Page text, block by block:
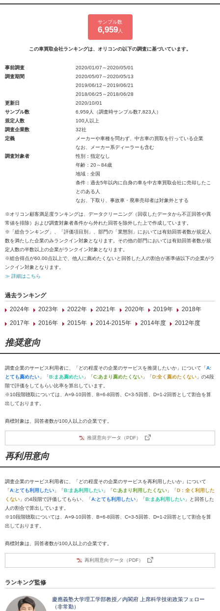
サンプル数
6,959人
この車買取会社ランキングは、オリコンの以下の調査に基づいています。
事前調査
2020/01/07～2020/05/01
調査期間
2020/05/07～2020/05/13
2019/06/12～2019/06/21
2018/06/25～2018/06/28
更新日
2020/10/01
サンプル数
6,959人（調査時サンプル数7,823人）
規定人数
100人以上
調査企業数
32社
定義
メーカーや車種を問わず、中古車の買取を行っている企業
なお、メーカー系ディーラーも含む
調査対象者
性別：指定なし
年齢：20～84歳
地域：全国
条件：過去5年以内に自身の車を中古車買取会社に売却したこ
とのある人
なお、下取り、事故車・廃車売却者は対象外とする
※オリコン顧客満足度ランキングは、データクリーニング（回収したデータから不正回答や異
常値を排除）および調査対象者条件から外れた回答を除外した上で作成しています。
※「総合ランキング」、「評価項目別」、部門の「業態別」においては有効回答者数が規定人
数を満たした企業のみランクイン対象となります。その他の部門においては有効回答者数が規
定人数の半数以上の企業がランクイン対象となります。
※総合得点が60.00点以上で、他人に薦めたくないと回答した人の割合が基準値以下の企業がラ
ンクイン対象となります。
≫ 詳細はこちら
過去ランキング
2024年
2023年 2022年 2021年 2020年 2019年
2018年
2017年
2016年 2015年 2014-2015年 2014年度 2012年度
推奨意向
調査企業のサービス利用者に、「どの程度その企業のサービスを推奨したいか」について「A:
とても薦めたい 」「B:まあ薦めたい 」「C:あまり薦めたくない 」「D:全く薦めたくない 」の4段
階で評価をしてもらい比率を算出しています。
※10段階聴取については、A=9-10回答、B=6-8回答、C=3-5回答、D=1-2回答として割合を算
出しております。
商標対象は、回答者数が100人以上の企業です。
推奨意向データ（PDF）
再利用意向
調査企業のサービス利用者に、「どの程度その企業のサービスを再利用したいか」について
「A:とても利用したい 」「B:まあ利用したい 」「C:あまり利用したくない 」「D：全く利用した
くない 」の4段階で評価してもらい、「A:とても利用したい 」「B:まあ利用したい 」と回答した
人の割合で算出しています。
※10段階聴取については、A=9-10回答、B=6-8回答、C=3-5回答、D=1-2回答として割合を算
出しております。
商標対象は、回答者数が100人以上の企業です。
再利用意向データ（PDF）
ランキング監修
慶應義塾大学理工学部教授／内閣府 上席科学技術政策フェロー
（非常勤）